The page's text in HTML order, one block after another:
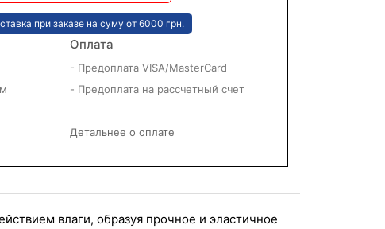
при заказе на суму от 6000 грн.
Оплата
- Предоплата VISA/MasterCard
- Предоплата на рассчетный счет
Детальнее о оплате
влаги, образуя прочное и эластичное